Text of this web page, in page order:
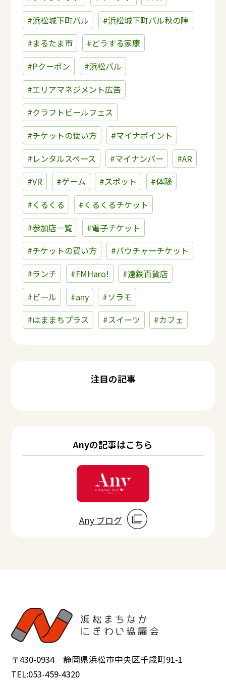
#浜松城下町バル
#浜松城下町バル秋の陣
#まるたま市
#どうする家康
#Pクーポン
#浜松バル
#エリアマネジメント広告
#クラフトビールフェス
#チケットの使い方
#マイナポイント
#レンタルスペース
#マイナンバー
#AR
#VR
#ゲーム #スポット
#体験
#くるくる
#くるくるチケット
#参加店一覧
#電子チケット
#チケットの買い方
#バウチャーチケット
#ランチ
#FMHaro!
#遠鉄百貨店
#ビール
#any
#ソラモ
#はままちプラス
#スイーツ #カフェ
注目の記事
Anyの記事はこちら
Any ブログ
〒430-0934 静岡県浜松市中央区千歳町91-1
TEL:053-459-4320